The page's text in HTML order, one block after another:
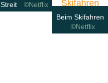
Streit
©Netflix
Beim Skifahren
©Netflix